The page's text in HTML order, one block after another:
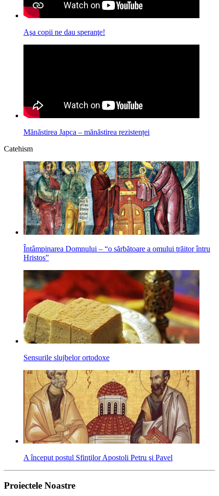
Aşa copii ne dau speranţe!
Mănăstirea Japca – mănăstirea rezistenței
Catehism
Întâmpinarea Domnului – “o sărbătoare a omului trăitor întru
Hristos”
Sensurile slujbelor ortodoxe
A început postul Sfinţilor Apostoli Petru şi Pavel
Proiectele Noastre